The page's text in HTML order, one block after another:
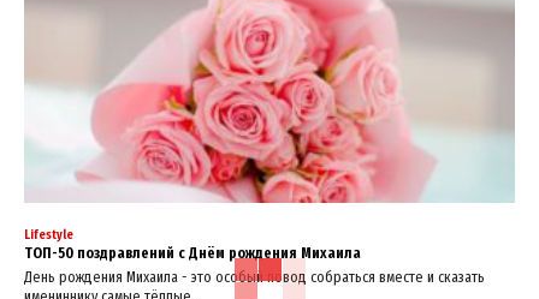
Lifestyle
ТОП-50 поздравлений с Днём рождения Михаила
День рождения Михаила - это особый повод собраться вместе и сказать